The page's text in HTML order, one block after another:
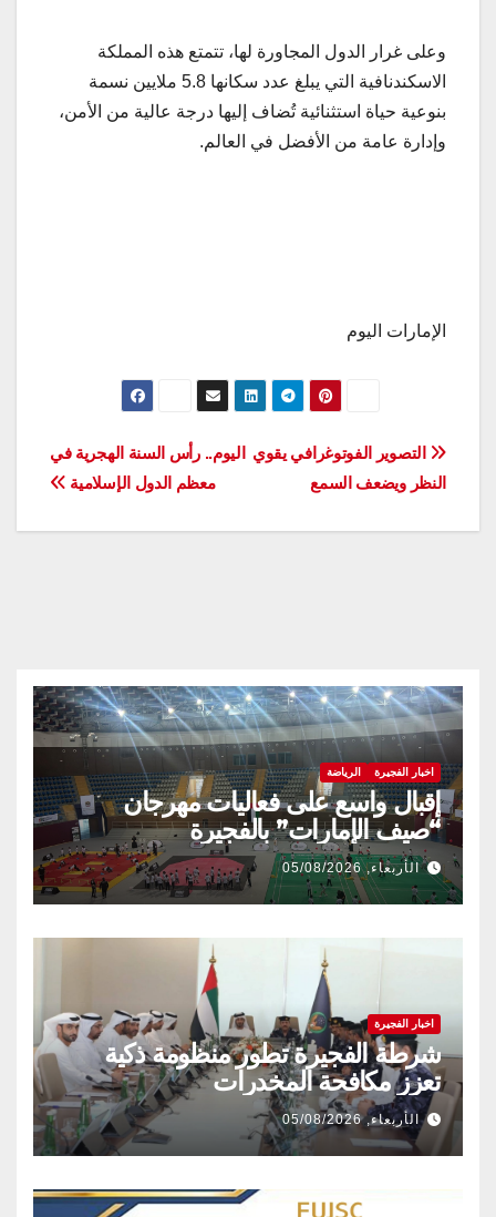
وعلى غرار الدول المجاورة لها، تتمتع هذه المملكة
الاسكندنافية التي يبلغ عدد سكانها 5.8 ملايين نسمة
بنوعية حياة استثنائية تُضاف إليها درجة عالية من الأمن،
وإدارة عامة من الأفضل في العالم.
الإمارات اليوم
تصفّح
المقالات
اليوم.. رأس السنة الهجرية في
معظم الدول الإسلامية
التصوير الفوتوغرافي يقوي
النظر ويضعف السمع
اخبار الفجيرة الرياضة
إقبال واسع على فعاليات مهرجان
“صيف الإمارات” بالفجيرة
الأربعاء, 05/08/2026
اخبار الفجيرة
شرطة الفجيرة تطور منظومة ذكية
تعزز مكافحة المخدرات
الأربعاء, 05/08/2026